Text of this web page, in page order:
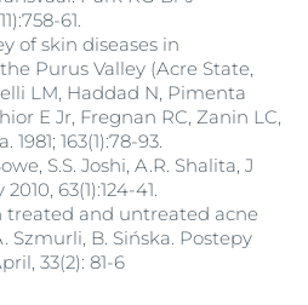
61.
of skin diseases in
Purus Valley (Acre State,
LM, Haddad N, Pimenta
E Jr, Fregnan RC, Zanin LC,
163(1):78-93.
S.S. Joshi, A.R. Shalita, J
63(1):124-41.
treated and untreated acne
Szmurli, B. Sińska. Postepy
33(2): 81-6